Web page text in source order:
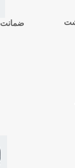
ضمانت